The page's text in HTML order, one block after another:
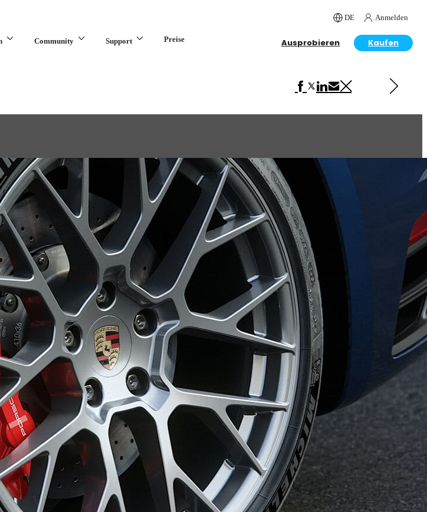
DE Anmelden
Community Support Preise Ausprobieren Kaufen
Lens Effects